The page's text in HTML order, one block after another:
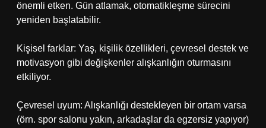
önemli etken. Gün atlamak, otomatikleşme sürecini
yeniden başlatabilir.
Kişisel farklar: Yaş, kişilik özellikleri, çevresel destek ve
motivasyon gibi değişkenler alışkanlığın oturmasını
etkiliyor.
Çevresel uyum: Alışkanlığı destekleyen bir ortam varsa
(örn. spor salonu yakın, arkadaşlar da egzersiz yapıyor)